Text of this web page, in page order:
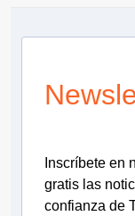
Inscríbete en
gratis las
confianza de